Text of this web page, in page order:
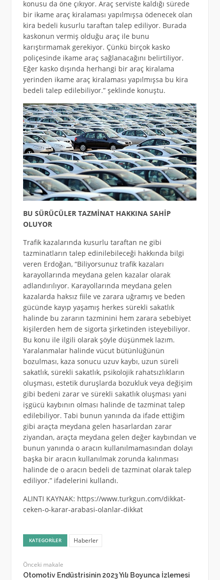
konusu da öne çıkıyor. Araç serviste kaldığı sürede
bir ikame araç kiralaması yapılmışsa ödenecek olan
kira bedeli kusurlu taraftan talep ediliyor. Burada
kaskonun vermiş olduğu araç ile bunu
karıştırmamak gerekiyor. Çünkü birçok kasko
poliçesinde ikame araç sağlanacağını belirtiliyor.
Eğer kasko dışında herhangi bir araç kiralama
yerinden ikame araç kiralaması yapılmışsa bu kira
bedeli talep edilebiliyor.” şeklinde konuştu.
BU SÜRÜCÜLER TAZMİNAT HAKKINA SAHİP
OLUYOR
Trafik kazalarında kusurlu taraftan ne gibi
tazminatların talep edinilebileceği hakkında bilgi
veren Erdoğan, “Biliyorsunuz trafik kazaları
karayollarında meydana gelen kazalar olarak
adlandırılıyor. Karayollarında meydana gelen
kazalarda haksız fiile ve zarara uğramış ve beden
gücünde kayıp yaşamış herkes sürekli sakatlık
halinde bu zararın tazminini hem zarara sebebiyet
kişilerden hem de sigorta şirketinden isteyebiliyor.
Bu konu ile ilgili olarak şöyle düşünmek lazım.
Yaralanmalar halinde vücut bütünlüğünün
bozulması, kaza sonucu uzuv kaybı, uzun süreli
sakatlık, sürekli sakatlık, psikolojik rahatsızlıkların
oluşması, estetik duruşlarda bozukluk veya değişim
gibi bedeni zarar ve sürekli sakatlık oluşması yani
işgücü kaybının olması halinde de tazminat talep
edilebiliyor. Tabi bunun yanında da ifade ettiğim
gibi araçta meydana gelen hasarlardan zarar
ziyandan, araçta meydana gelen değer kaybından ve
bunun yanında o aracın kullanılmamasından dolayı
başka bir aracın kullanılmak zorunda kalınması
halinde de o aracın bedeli de tazminat olarak talep
ediliyor.” ifadelerini kullandı.
ALINTI KAYNAK: https://www.turkgun.com/dikkat-
ceken-o-karar-arabasi-olanlar-dikkat
KATEGORILER Haberler
Önceki makale
Otomotiv Endüstrisinin 2023 Yılı Boyunca İzlemesi